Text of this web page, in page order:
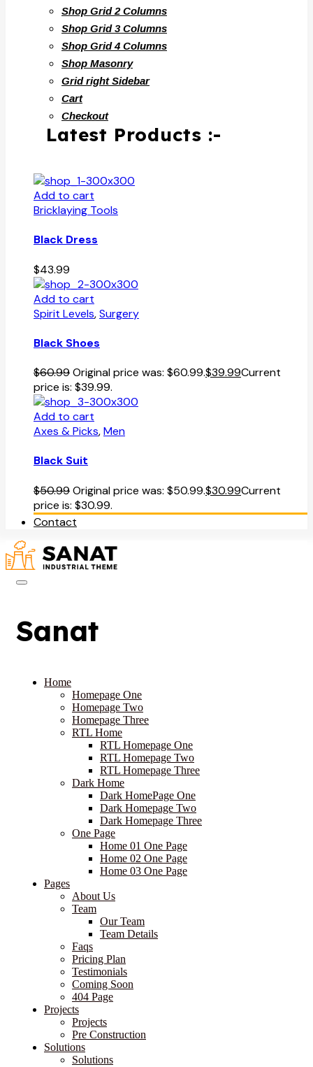
Shop Grid 2 Columns
Shop Grid 3 Columns
Shop Grid 4 Columns
Shop Masonry
Grid right Sidebar
Cart
Checkout
Latest Products :-
Add to cart
Bricklaying Tools
Black Dress
$43.99
Add to cart
Spirit Levels,Surgery
Black Shoes
$60.99Original price was: $60.99.$39.99Current
price is: $39.99.
Add to cart
Axes & Picks,Men
Black Suit
$50.99Original price was: $50.99.$30.99Current
price is: $30.99.
Contact
Sanat
Home
Homepage One
Homepage Two
Homepage Three
RTL Home
RTL Homepage One
RTL Homepage Two
RTL Homepage Three
Dark Home
Dark HomePage One
Dark Homepage Two
Dark Homepage Three
One Page
Home 01 One Page
Home 02 One Page
Home 03 One Page
Pages
About Us
Team
Our Team
Team Details
Faqs
Pricing Plan
Testimonials
Coming Soon
404 Page
Projects
Projects
Pre Construction
Solutions
Solutions